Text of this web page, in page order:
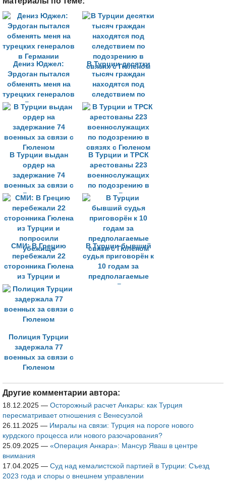
Дениз Юджел:
Эрдоган пытался
обменять меня на
турецких генералов
в Германии
В Турции десятки
тысяч граждан
находятся под
следствием по
подозрению в
связях с Гюленом
В Турции выдан
ордер на
задержание 74
военных за связи с
Гюленом
В Турции и ТРСК
арестованы 223
военнослужащих
по подозрению в
связях с Гюленом
СМИ: В Грецию
перебежали 22
сторонника Гюлена
из Турции и
попросили
убежище
В Турции бывший
судья приговорён к
10 годам за
предполагаемые
связи с Гюленом
Полиция Турции
задержала 77
военных за связи с
Гюленом
Другие комментарии автора:
18.12.2025 — Осторожный расчет Анкары: как Турция
пересматривает отношения с Венесуэлой
26.11.2025 — Имралы на связи: Турция на пороге нового
курдского процесса или нового разочарования?
25.09.2025 — «Операция Анкара»: Мансур Яваш в центре
внимания
17.04.2025 — Суд над кемалистской партией в Турции: Съезд
2023 года и споры о внешнем управлении